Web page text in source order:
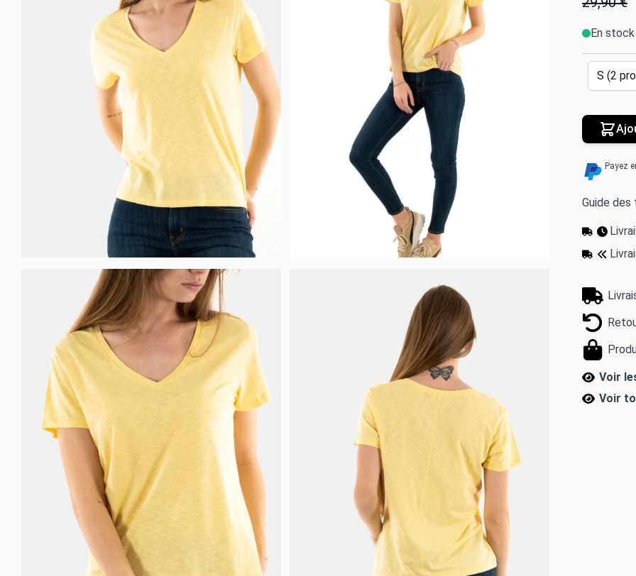
En stock
Payez
Guide des
Voir
Voir